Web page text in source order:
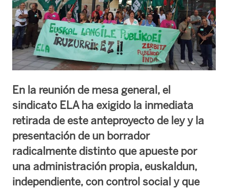
En la reunión de mesa general, el
sindicato ELA ha exigido la inmediata
retirada de este anteproyecto de ley y la
presentación de un borrador
radicalmente distinto que apueste por
una administración propia, euskaldun,
independiente, con control social y que